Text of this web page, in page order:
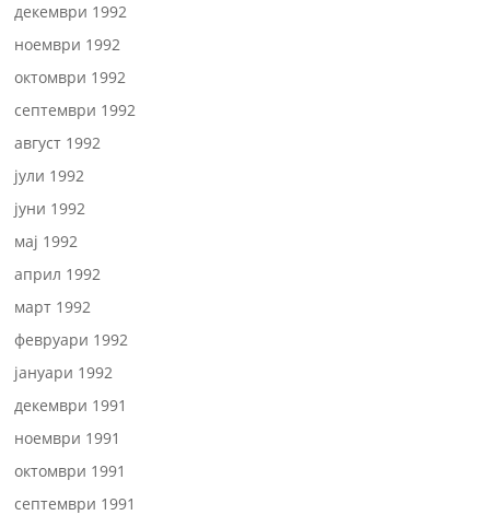
декември 1992
ноември 1992
октомври 1992
септември 1992
август 1992
јули 1992
јуни 1992
мај 1992
април 1992
март 1992
февруари 1992
јануари 1992
декември 1991
ноември 1991
октомври 1991
септември 1991